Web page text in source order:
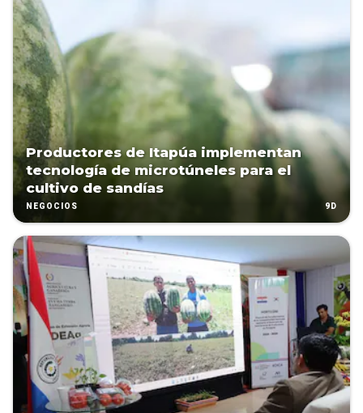
Productores de Itapúa implementan
tecnología de microtúneles para el
cultivo de sandías
NEGOCIOS 9D